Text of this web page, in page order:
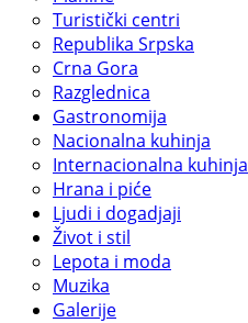
Turistički centri
Republika Srpska
Crna Gora
Razglednica
Gastronomija
Nacionalna kuhinja
Internacionalna kuhinja
Hrana i piće
Ljudi i dogadjaji
Život i stil
Lepota i moda
Muzika
Galerije